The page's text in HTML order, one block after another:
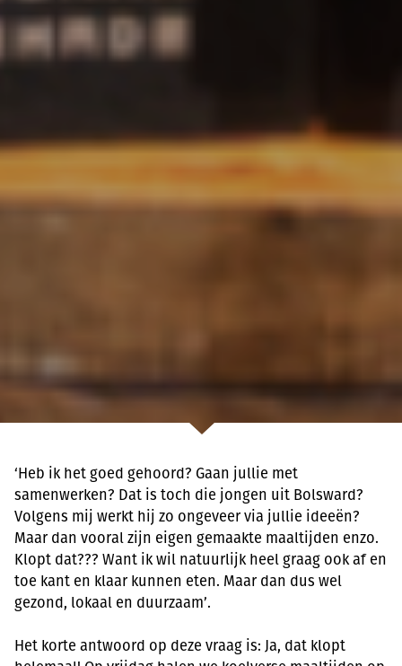
‘Heb ik het goed gehoord? Gaan jullie met
samenwerken? Dat is toch die jongen uit Bolsward?
Volgens mij werkt hij zo ongeveer via jullie ideeën?
Maar dan vooral zijn eigen gemaakte maaltijden enzo.
Klopt dat??? Want ik wil natuurlijk heel graag ook af en
toe kant en klaar kunnen eten. Maar dan dus wel
gezond, lokaal en duurzaam’.
Het korte antwoord op deze vraag is: Ja, dat klopt